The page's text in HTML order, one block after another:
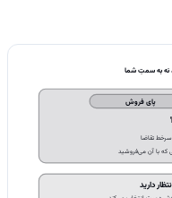
پای فروش
تقاضا
که با آن می‌فروشید
دارید